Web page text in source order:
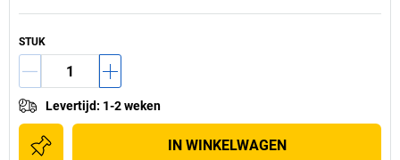
STUK
Levertijd: 1-2 weken
IN WINKELWAGEN